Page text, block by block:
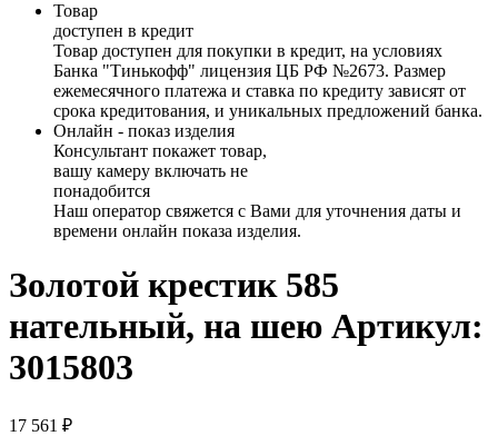
Товар
доступен в кредит
Товар доступен для покупки в кредит, на условиях
Банка "Тинькофф" лицензия ЦБ РФ №2673. Размер
ежемесячного платежа и ставка по кредиту зависят от
срока кредитования, и уникальных предложений банка.
Онлайн - показ изделия
Консультант покажет товар,
вашу камеру включать не
понадобится
Наш оператор свяжется с Вами для уточнения даты и
времени онлайн показа изделия.
Золотой крестик 585
нательный, на шею Артикул:
3015803
17 561 ₽